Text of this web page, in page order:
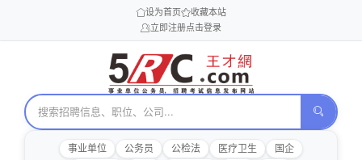
设为首页
收藏本站
立即注册点击登录
事业单位 公务员 公检法 医疗卫生
国企